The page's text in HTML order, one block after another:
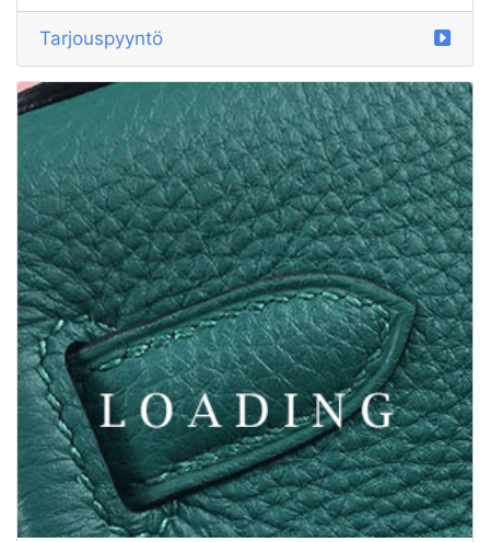
5972356 /vaatteet alkaen DSQUARED2
Tarjouspyyntö